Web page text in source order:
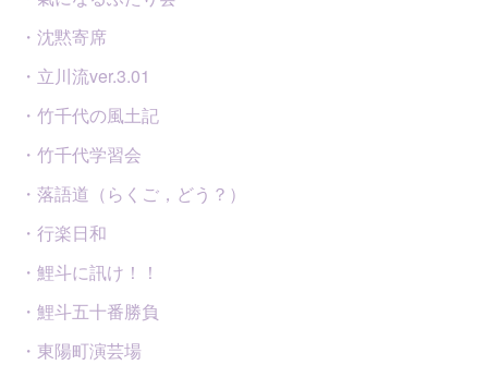
・沈黙寄席
・立川流ver.3.01
・竹千代の風土記
・竹千代学習会
・落語道（らくご，どう？）
・行楽日和
・鯉斗に訊け！！
・鯉斗五十番勝負
・東陽町演芸場